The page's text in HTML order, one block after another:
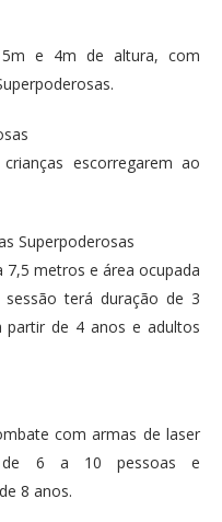
e 4m de altura, com
escorregarem ao
Superpoderosas
metros e área ocupada
terá duração de 3
partir de 4 anos e adultos
com armas de laser
de 6 a 10 pessoas e
8 anos.